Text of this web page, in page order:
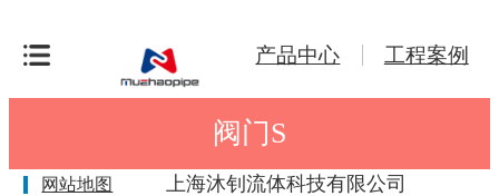
产品中心 工程案例
阀门S
网站地图 上海沐钊流体科技有限公司